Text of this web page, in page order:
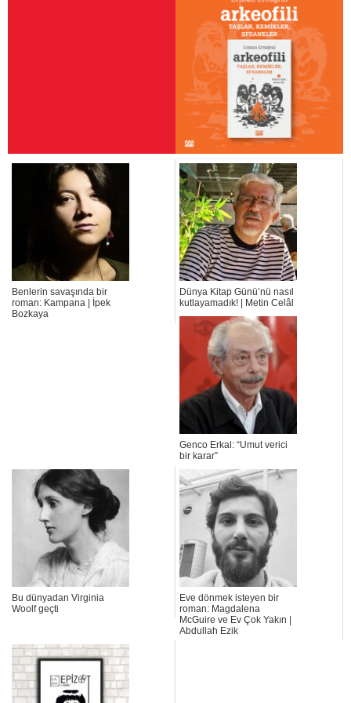
Benlerin savaşında bir
roman: Kampana | İpek
Bozkaya
Dünya Kitap Günü’nü nasıl
kutlayamadık! | Metin Celâl
Genco Erkal: “Umut verici
bir karar”
Bu dünyadan Virginia
Woolf geçti
Eve dönmek isteyen bir
roman: Magdalena
McGuire ve Ev Çok Yakın |
Abdullah Ezik